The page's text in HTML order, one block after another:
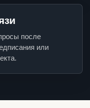
после
или